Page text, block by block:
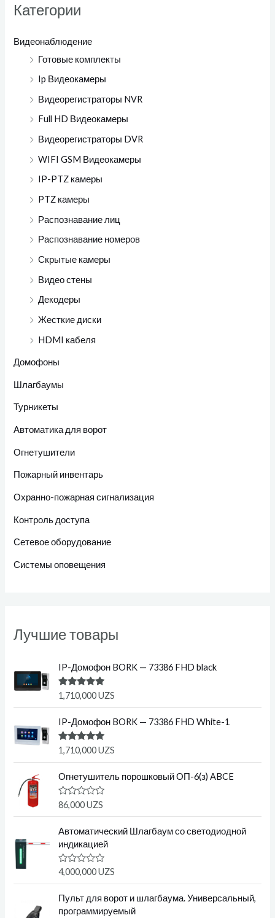
Категории
Видеонаблюдение
Готовые комплекты
Ip Видеокамеры
Видеорегистраторы NVR
Full HD Видеокамеры
Видеорегистраторы DVR
WIFI GSM Видеокамеры
IP-PTZ камеры
PTZ камеры
Распознавание лиц
Распознавание номеров
Скрытые камеры
Видео стены
Декодеры
Жесткие диски
HDMI кабеля
Домофоны
Шлагбаумы
Турникеты
Автоматика для ворот
Огнетушители
Пожарный инвентарь
Охранно-пожарная сигнализация
Контроль доступа
Сетевое оборудование
Системы оповещения
Лучшие товары
IP-Домофон BORK — 73386 FHD black
Оценка
5.00
из 5
1,710,000UZS
IP-Домофон BORK — 73386 FHD White-1
Оценка
5.00
из 5
1,710,000UZS
Огнетушитель порошковый ОП-6(з) ABCE
О
н
а
0
и
з
86,000UZS
Автоматический Шлагбаум со светодиодной
индикацией
О
ц
н
а
4,000,000UZS
Пульт для ворот и шлагбаума. Универсальный,
программируемый